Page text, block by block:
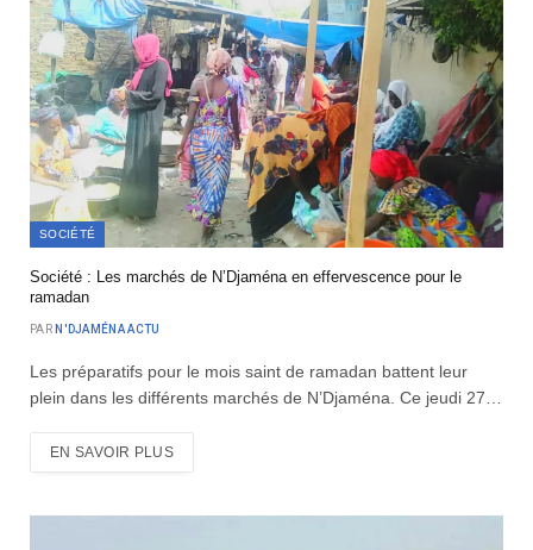
SOCIÉTÉ
Société : Les marchés de N’Djaména en effervescence pour le
ramadan
PAR N'DJAMÉNA ACTU
Les préparatifs pour le mois saint de ramadan battent leur
plein dans les différents marchés de N’Djaména. Ce jeudi 27…
EN SAVOIR PLUS